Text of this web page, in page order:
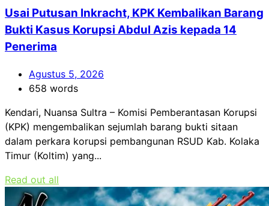
Usai Putusan Inkracht, KPK Kembalikan Barang
Bukti Kasus Korupsi Abdul Azis kepada 14
Penerima
Agustus 5, 2026
658 words
Kendari, Nuansa Sultra – Komisi Pemberantasan Korupsi
(KPK) mengembalikan sejumlah barang bukti sitaan
dalam perkara korupsi pembangunan RSUD Kab. Kolaka
Timur (Koltim) yang...
Read out all